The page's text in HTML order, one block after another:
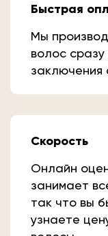
Быстрая
Мы
волос
заключения
Скорость
Онлайн
занимает
так что вы
узнаете